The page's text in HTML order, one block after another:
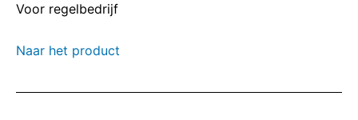
Voor regelbedrijf
Naar het product